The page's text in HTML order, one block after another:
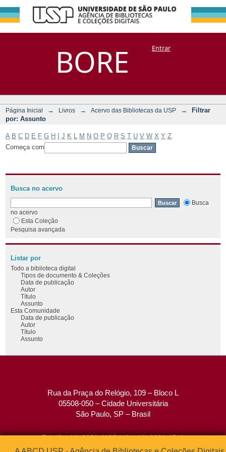
BORE
Filtrar por:
Assunto
DSpace/Manakin + CoriscoEntrar
Página Inicial → Livros → Acervo das Bibliotecas da USP →
Filtrar
por: Assunto
A B C D E F G H J K M N O P Q R S T U V W X Y Z
Começa com
Busca no acervo
Busca
no acervo
Esta Coleção
Pesquisa avançada
Listar por
Todo a biblioteca digital
Tipos de documento & Coleções
Data de publicação
Autor
Título
Assunto
Esta Comunidade
Data de publicação
Autor
Título
Assunto
Rua da Praça do Relógio, 109 – Bloco L
05508-050 – Cidade Universitária
São Paulo, SP – Brasil
Tel: (0xx11) 3091-4195 / (0xx11) 3091-1541
Fax: (0xx11) 3091-1567